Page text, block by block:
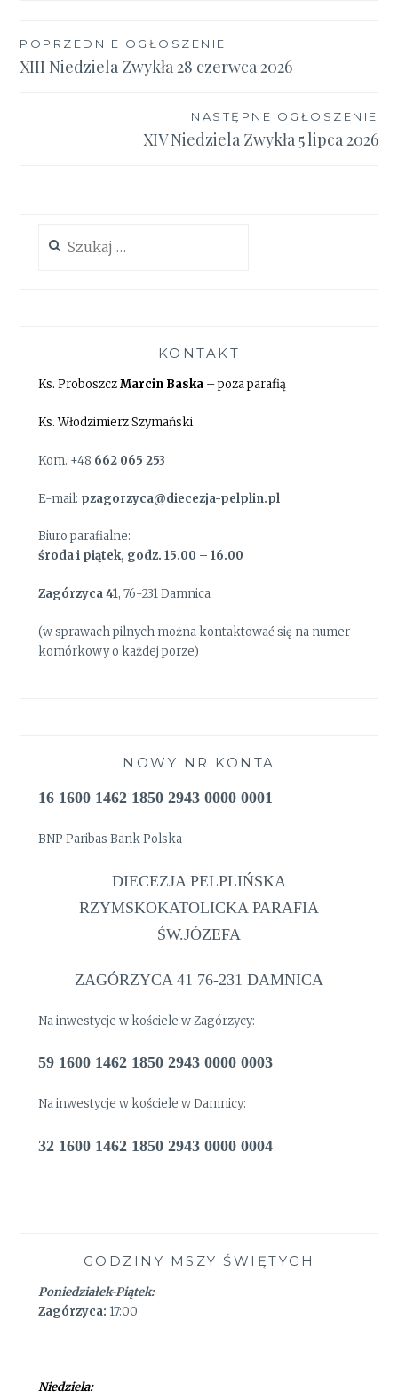
Nawigacja
wpisu
POPRZEDNIE OGŁOSZENIE
XIII Niedziela Zwykła 28 czerwca 2026
NASTĘPNE OGŁOSZENIE
XIV Niedziela Zwykła 5 lipca 2026
KONTAKT
Ks. ProboszczMarcin Baska – poza parafią
Ks. Włodzimierz Szymański
Kom. +48 662 065 253
E-mail: pzagorzyca@diecezja-pelplin.pl
Biuro parafialne:
środa i piątek, godz. 15.00 – 16.00
Zagórzyca 41, 76-231 Damnica
(w sprawach pilnych można kontaktować się na numer
komórkowy o każdej porze)
NOWY NR KONTA
16 1600 1462 1850 2943 0000 0001
BNP Paribas Bank Polska
DIECEZJA PELPLIŃSKA
RZYMSKOKATOLICKA PARAFIA
ŚW.JÓZEFA
ZAGÓRZYCA 41 76-231 DAMNICA
Na inwestycje w kościele w Zagórzycy:
59 1600 1462 1850 2943 0000 0003
Na inwestycje w kościele w Damnicy:
32 1600 1462 1850 2943 0000 0004
GODZINY MSZY ŚWIĘTYCH
Poniedziałek-Piątek:
Zagórzyca: 17:00
Niedziela: